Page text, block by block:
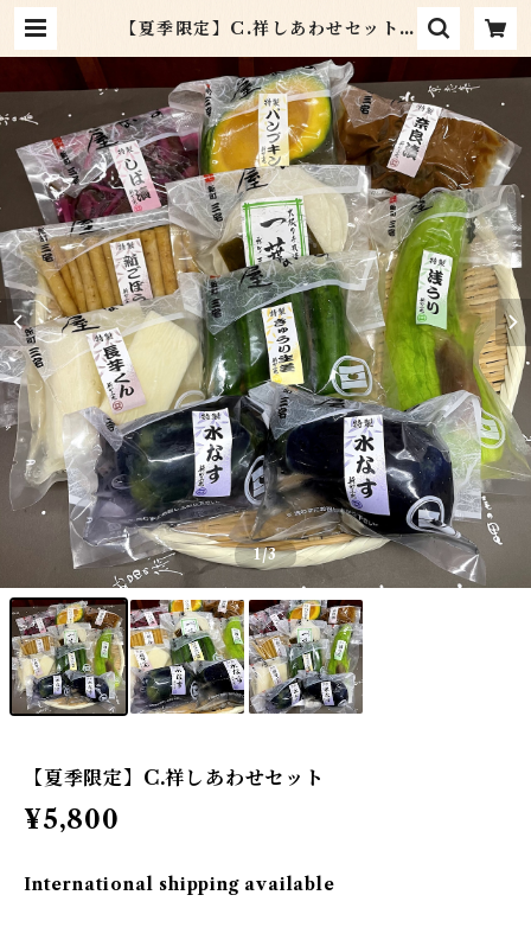
【夏季限定】C.祥しあわせセット |
ョップ
1/3
【夏季限定】C.祥しあわせセット
¥5,800
International shipping available